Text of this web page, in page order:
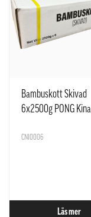
Bambuskott Skivad
6x2500g PONG Kina
CNI0006
Läs mer